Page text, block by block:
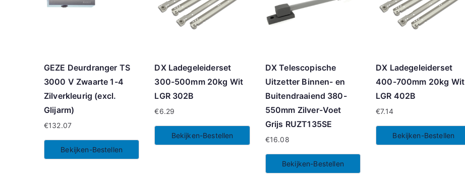
GEZE Deurdranger TS
3000 V Zwaarte 1-4
Zilverkleurig (excl.
Glijarm)
€132.07
Bekijken-Bestellen
DX Ladegeleiderset
300-500mm 20kg Wit
LGR 302B
€6.29
Bekijken-Bestellen
DX Telescopische
Uitzetter Binnen- en
Buitendraaiend 380-
550mm Zilver-Voet
Grijs RUZT135SE
€16.08
Bekijken-Bestellen
DX Ladegeleiderset
400-700mm 20kg Wit
LGR 402B
€7.14
Bekijken-Bestellen